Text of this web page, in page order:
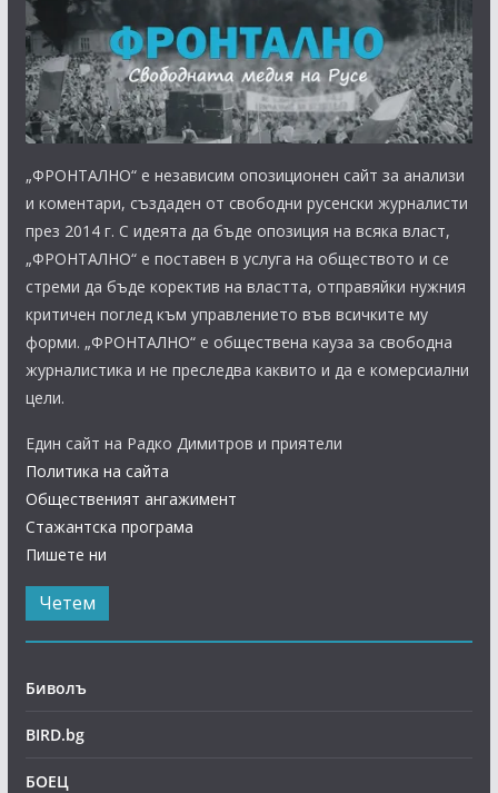
„ФРОНТАЛНО“ е независим опозиционен сайт за анализи
и коментари, създаден от свободни русенски журналисти
през 2014 г. С идеята да бъде опозиция на всяка власт,
„ФРОНТАЛНО“ е поставен в услуга на обществото и се
стреми да бъде коректив на властта, отправяйки нужния
критичен поглед към управлението във всичките му
форми. „ФРОНТАЛНО“ е обществена кауза за свободна
журналистика и не преследва каквито и да е комерсиални
цели.
Един сайт на Радко Димитров и приятели
Политика на сайта
Общественият ангажимент
Стажантска програма
Пишете ни
Четем
Биволъ
BIRD.bg
БОЕЦ